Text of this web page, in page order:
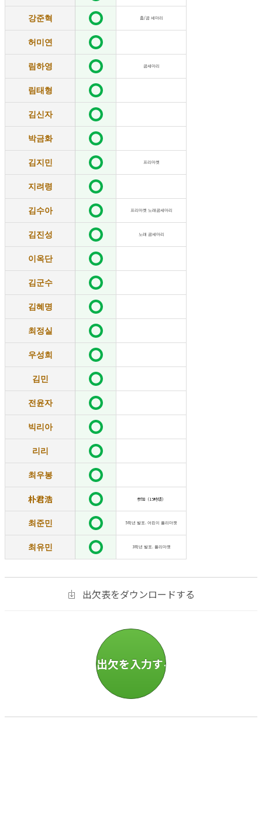
강준혁 춤/곰 세마리
허미연
림하영 곰세마리
림태형
김신자
박금화
김지민 프리마켓
지려령
김수아 프리마켓 노래곰세마리
김진성 노래 곰세마리
이옥단
김군수
김혜명
최정실
우성희
김민
전윤자
빅리아
리리
최우봉
朴君浩 参加（15時頃）
최준민 5학년 발표. 어린이 플리마켓
최유민 3학년 발표. 플리마켓
出欠表をダウンロードする